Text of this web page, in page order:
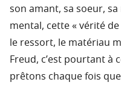
son amant, sa soeur,
mental, cette « vérité
le ressort, le matériau
Freud, c’est pourtant à
prêtons chaque fois